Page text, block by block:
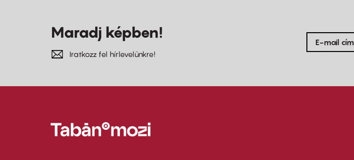
Maradj képben!
Iratkozz fel hírlevelünkre!